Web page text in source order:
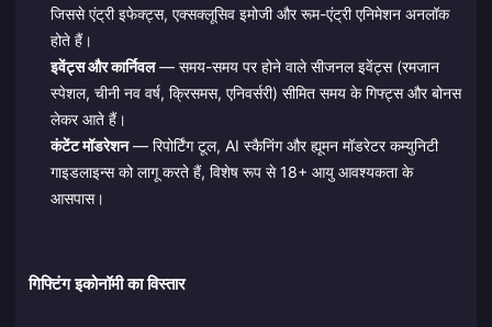
जिससे एंट्री इफेक्ट्स, एक्सक्लूसिव इमोजी और रूम-एंट्री एनिमेशन अनलॉक
होते हैं।
इवेंट्स और कार्निवल— समय-समय पर होने वाले सीजनल इवेंट्स (रमजान
स्पेशल, चीनी नव वर्ष, क्रिसमस, एनिवर्सरी) सीमित समय के गिफ्ट्स और बोनस
लेकर आते हैं।
कंटेंट मॉडरेशन— रिपोर्टिंग टूल, AI स्कैनिंग और ह्यूमन मॉडरेटर कम्युनिटी
गाइडलाइन्स को लागू करते हैं, विशेष रूप से 18+ आयु आवश्यकता के
आसपास।
गिफ्टिंग इकोनॉमी का विस्तार